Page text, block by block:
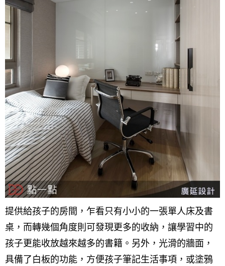
提供給孩子的房間，乍看只有小小的一張單人床及書
桌，而轉幾個角度則可發現更多的收納，讓學習中的
孩子更能收放越來越多的書籍。另外，光滑的牆面，
具備了白板的功能，方便孩子筆記生活事項，或塗鴉